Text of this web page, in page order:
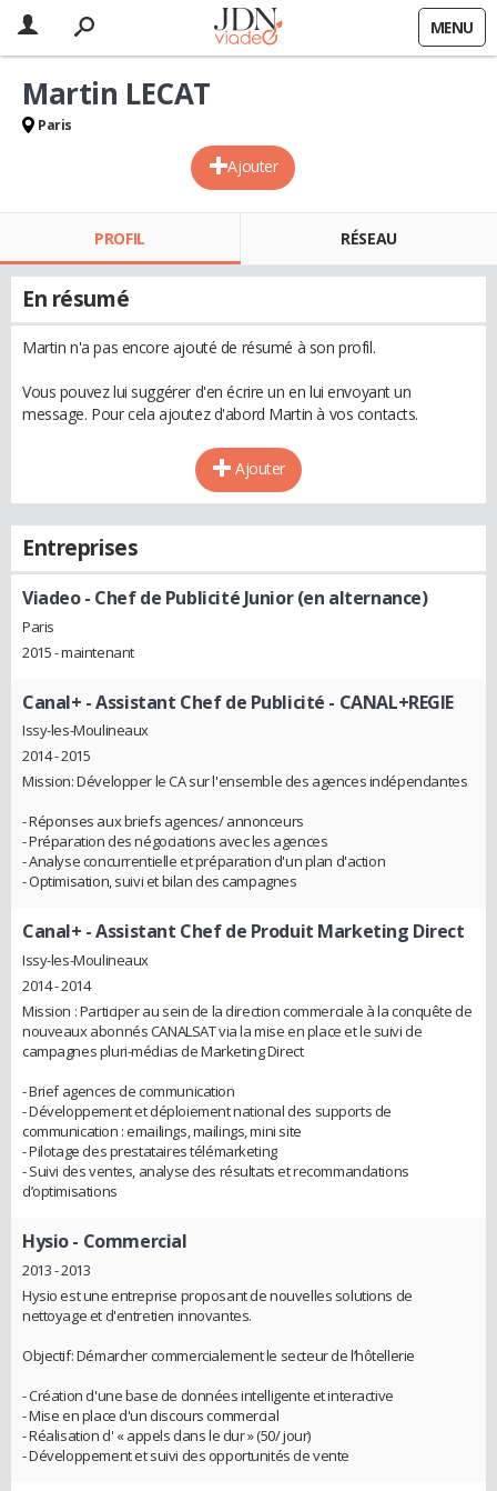
MENU
Ajouter
Martin LECAT
Paris
PROFIL RÉSEAU
En résumé
Martin n'a pas encore ajouté de résumé à son profil.
Vous pouvez lui suggérer d'en écrire un en lui envoyant un
message. Pour cela ajoutez d'abord Martin à vos contacts.
Ajouter
Entreprises
Viadeo- Chef de Publicité Junior (en alternance)
Paris
2015 - maintenant
Canal+ - Assistant Chef de Publicité - CANAL+REGIE
Issy-les-Moulineaux
2014 - 2015
Mission: Développer le CA sur l'ensemble des agences indépendantes
- Réponses aux briefs agences/ annonceurs
- Préparation des négociations avec les agences
- Analyse concurrentielle et préparation d'un plan d'action
- Optimisation, suivi et bilan des campagnes
Canal+ - Assistant Chef de Produit Marketing Direct
Issy-les-Moulineaux
2014 - 2014
Mission : Participer au sein de la direction commerciale à la conquête de
nouveaux abonnés CANALSAT via la mise en place et le suivi de
campagnes pluri-médias de Marketing Direct
- Brief agences de communication
- Développement et déploiement national des supports de
communication : emailings, mailings, mini site
- Pilotage des prestataires télémarketing
- Suivi des ventes, analyse des résultats et recommandations
d’optimisations
Hysio- Commercial
2013 - 2013
Hysio est une entreprise proposant de nouvelles solutions de
nettoyage et d'entretien innovantes.
Objectif: Démarcher commercialement le secteur de l’hôtellerie
- Création d'une base de données intelligente et interactive
- Mise en place d'un discours commercial
- Réalisation d' « appels dans le dur » (50/ jour)
- Développement et suivi des opportunités de vente